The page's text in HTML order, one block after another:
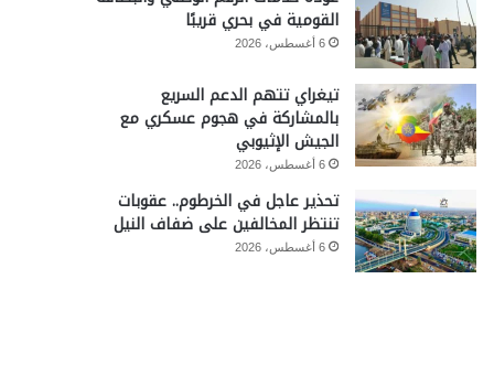
القومية في بحري قريبًا
6 أغسطس، 2026
تيغراي تتهم الدعم السريع
بالمشاركة في هجوم عسكري مع
الجيش الإثيوبي
6 أغسطس، 2026
تحذير عاجل في الخرطوم.. عقوبات
تنتظر المخالفين على ضفاف النيل
6 أغسطس، 2026